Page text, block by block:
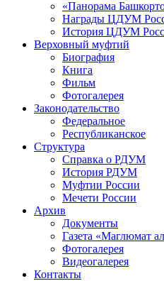
«Панорама
Награды ЦДУМ
История ЦДУМ
Верховный муфтий
Биография
Книга
Фильм
Фотогалерея
Законодательство
Федеральное
Республиканское
Структура
Справка о РДУМ
История РДУМ
Муфтии России
Мечети России
Архив
Документы
Газета «Маглюмат
Фотогалерея
Видеогалерея
Контакты